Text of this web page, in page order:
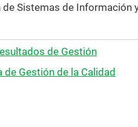
de Sistemas de Información
de Gestión
de Gestión de la Calidad